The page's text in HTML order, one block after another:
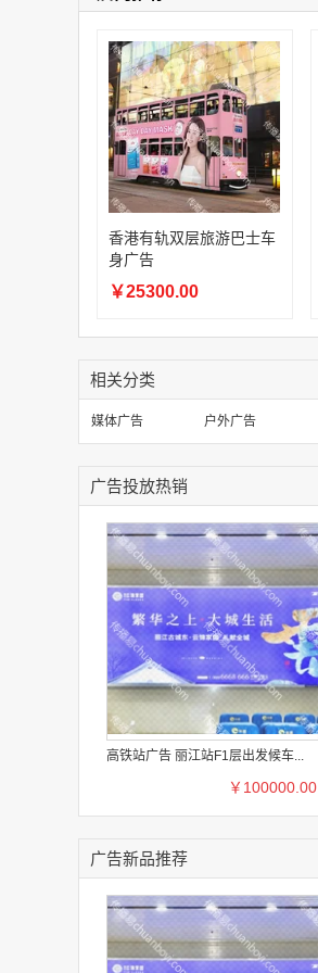
香港有轨双层旅游巴士车
身广告
￥25300.00
相关分类
媒体广告 户外广告
广告投放热销
高铁站广告 丽江站F1层出发候车...
￥100000.00
广告新品推荐